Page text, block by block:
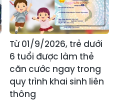
Từ 01/9/2026, trẻ dưới
6 tuổi được làm thẻ
căn cước ngay trong
quy trình khai sinh liên
thông